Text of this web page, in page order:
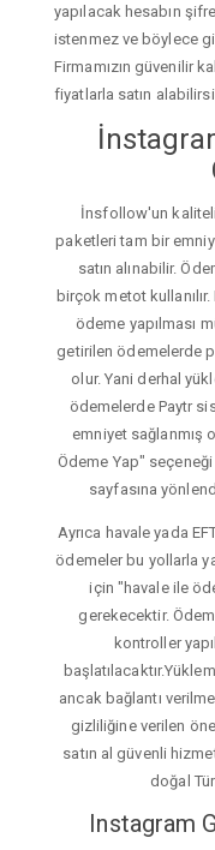
yapılacak hesabın
istenmez ve böylece
Firmamızın güvenilir
fiyatlarla satın
İnsfollow'un
paketleri tam bir
satın alınabilir.
birçok metot
ödeme yapılması
getirilen ödemelerde
olur. Yani derhal
ödemelerde Paytr
emniyet sağlanmış
Ödeme Yap"
sayfasına
Ayrıca havale yada
ödemeler bu yollarla
için "havale ile
gerekecektir.
kontroller
ancak bağlantı
gizliliğine verilen
satın al güvenli
doğal
Instagram